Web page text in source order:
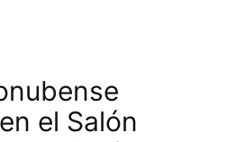
el Salón